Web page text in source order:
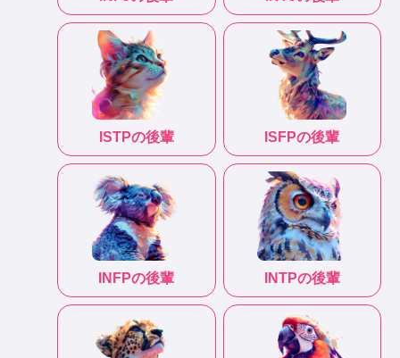
ISTPの後輩 ISFPの後輩
INFPの後輩 INTPの後輩